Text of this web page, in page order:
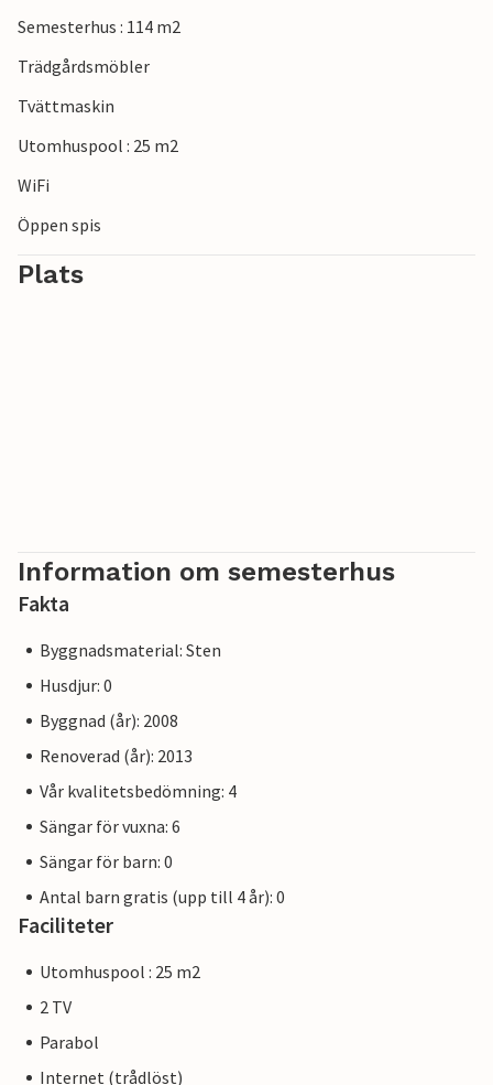
Semesterhus : 114 m2
Trädgårdsmöbler
Tvättmaskin
Utomhuspool : 25 m2
WiFi
Öppen spis
Plats
Information om semesterhus
Fakta
Byggnadsmaterial: Sten
Husdjur: 0
Byggnad (år): 2008
Renoverad (år): 2013
Vår kvalitetsbedömning: 4
Sängar för vuxna: 6
Sängar för barn: 0
Antal barn gratis (upp till 4 år): 0
Faciliteter
Utomhuspool : 25 m2
2 TV
Parabol
Internet (trådlöst)